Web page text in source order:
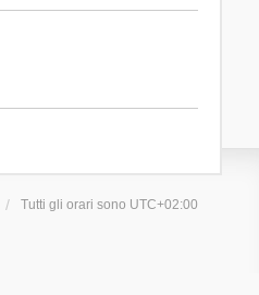
o
Tutti gli orari sono UTC+02:00